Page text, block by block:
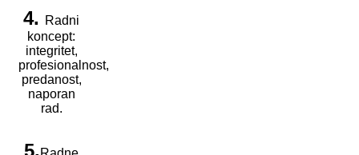
4.
Radni
koncept:
integritet,
profesionalnost,
predanost,
naporan
rad.
5.